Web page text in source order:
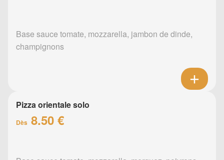
Base sauce tomate, mozzarella, jambon de dinde,
champignons
Pizza orientale solo
Dès 8.50 €